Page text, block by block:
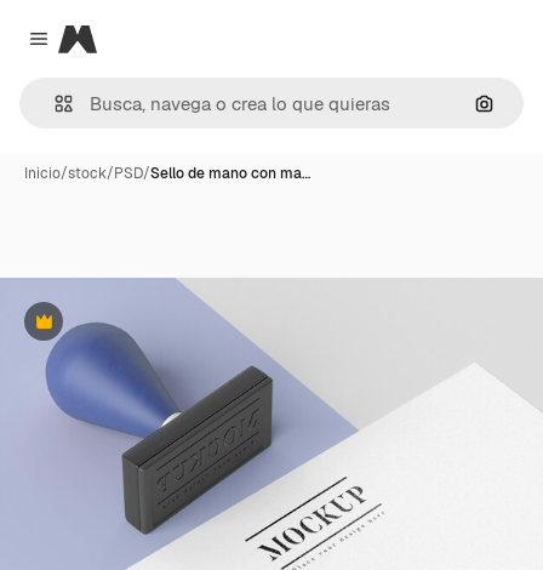
Close menu
Magnific
Inicio/stock/PSD/Sello de mano con ma…
Premium